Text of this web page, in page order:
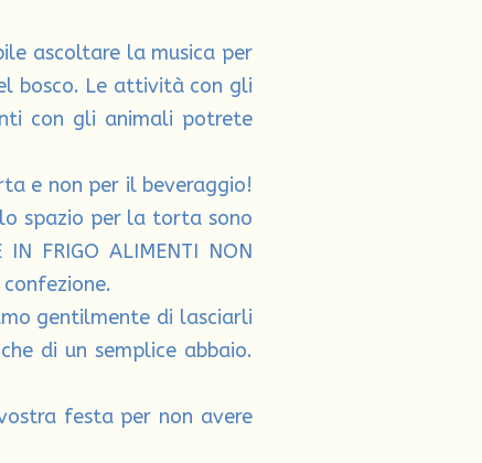
ascoltare la musica per
bosco. Le attività con gli
con gli animali potrete
e non per il beveraggio!
spazio per la torta sono
IN FRIGO ALIMENTI NON
gentilmente di lasciarli
di un semplice abbaio.
festa per non avere